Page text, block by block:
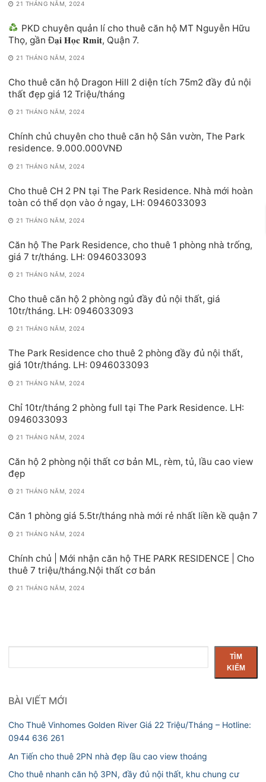
21 THÁNG NĂM, 2024
PKD chuyên quản lí cho thuê căn hộ MT Nguyễn Hữu
Thọ, gần Đ𝐚̣𝐢 𝐇𝐨̣𝐜 𝐑𝐦𝐢𝐭, Quận 7.
21 THÁNG NĂM, 2024
Cho thuê căn hộ Dragon Hill 2 diện tích 75m2 đầy đủ nội
thất đẹp giá 12 Triệu/tháng
21 THÁNG NĂM, 2024
Chính chủ chuyên cho thuê căn hộ Sân vườn, The Park
residence. 9.000.000VNĐ
21 THÁNG NĂM, 2024
Cho thuê CH 2 PN tại The Park Residence. Nhà mới hoàn
toàn có thể dọn vào ở ngay, LH: 0946033093
21 THÁNG NĂM, 2024
Căn hộ The Park Residence, cho thuê 1 phòng nhà trống,
giá 7 tr/tháng. LH: 0946033093
21 THÁNG NĂM, 2024
Cho thuê căn hộ 2 phòng ngủ đầy đủ nội thất, giá
10tr/tháng. LH: 0946033093
21 THÁNG NĂM, 2024
The Park Residence cho thuê 2 phòng đầy đủ nội thất,
giá 10tr/tháng. LH: 0946033093
21 THÁNG NĂM, 2024
Chỉ 10tr/tháng 2 phòng full tại The Park Residence. LH:
0946033093
21 THÁNG NĂM, 2024
Căn hộ 2 phòng nội thất cơ bản ML, rèm, tủ, lầu cao view
đẹp
21 THÁNG NĂM, 2024
Căn 1 phòng giá 5.5tr/tháng nhà mới rẻ nhất liền kề quận 7
21 THÁNG NĂM, 2024
Chính chủ | Mới nhận căn hộ THE PARK RESIDENCE | Cho
thuê 7 triệu/tháng.Nội thất cơ bản
21 THÁNG NĂM, 2024
kiếm
TÌM
KIẾM
BÀI VIẾT MỚI
Cho Thuê Vinhomes Golden River Giá 22 Triệu/Tháng – Hotline:
0944 636 261
An Tiến cho thuê 2PN nhà đẹp lầu cao view thoáng
Cho thuê nhanh căn hộ 3PN, đầy đủ nội thất, khu chung cư